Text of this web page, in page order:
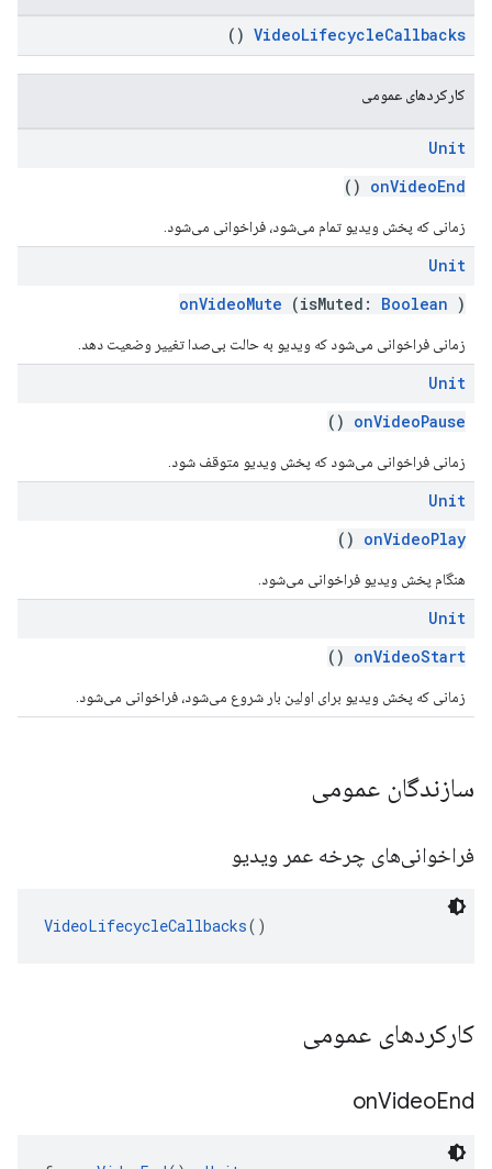
VideoLifecycleCallbacks
()
کارکردهای عمومی
Unit
onVideoEnd
()
زمانی که پخش ویدیو تمام می‌شود، فراخوانی می‌شود.
Unit
onVideoMute (isMuted: Boolean )
زمانی فراخوانی می‌شود که ویدیو به حالت بی‌صدا تغییر وضعیت دهد.
Unit
onVideoPause
()
زمانی فراخوانی می‌شود که پخش ویدیو متوقف شود.
Unit
onVideoPlay
()
هنگام پخش ویدیو فراخوانی می‌شود.
Unit
onVideoStart
()
زمانی که پخش ویدیو برای اولین بار شروع می‌شود، فراخوانی می‌شود.
سازندگان عمومی
فراخوانی‌های چرخه عمر ویدیو
VideoLifecycleCallbacks()
کارکردهای عمومی
onVideoEnd